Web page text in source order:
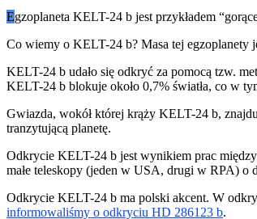
Egzoplaneta KELT-24 b jest przykładem
Co wiemy o KELT-24 b? Masa tej egzoplanety
KELT-24 b udało się odkryć za pomocą tzw.
KELT-24 b blokuje około 0,7% światła, co w
Gwiazda, wokół której krąży KELT-24 b,
tranzytującą planetę.
Odkrycie KELT-24 b jest wynikiem prac
małe teleskopy (jeden w USA, drugi w RPA) o
Odkrycie KELT-24 b ma polski akcent. W
informowaliśmy o odkryciu HD 286123 b.